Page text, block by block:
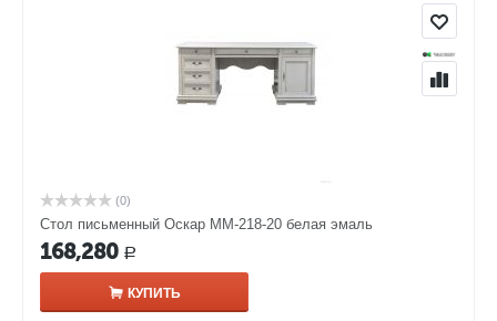
(0)
Стол письменный Оскар ММ-218-20 белая эмаль
168,280 Р
КУПИТЬ